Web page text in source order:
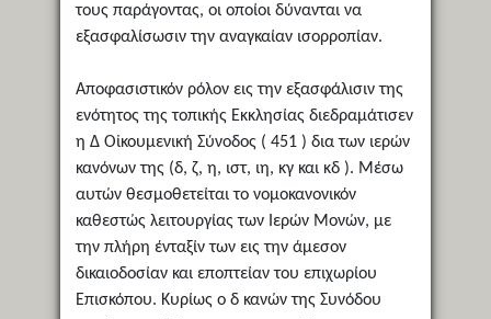
τους παράγοντας, οι οποίοι δύνανται να
εξασφαλίσωσιν την αναγκαίαν ισορροπίαν.
Αποφασιστικόν ρόλον εις την εξασφάλισιν της
ενότητος της τοπικής Εκκλησίας διεδραμάτισεν
η Δ Οἰκουμενική Σύνοδος ( 451 ) δια των ιερών
κανόνων της (δ, ζ, η, ιστ, ιη, κγ και κδ ). Μέσω
αυτών θεσμοθετείται το νομοκανονικόν
καθεστώς λειτουργίας των Ιερών Μονών, με
την πλήρη ένταξίν των εις την άμεσον
δικαιοδοσίαν και εποπτείαν του επιχωρίου
Επισκόπου. Κυρίως ο δ κανών της Συνόδου